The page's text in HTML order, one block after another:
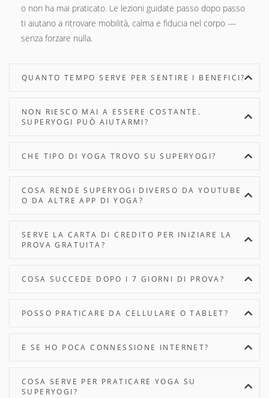
o non ha mai praticato. Le lezioni guidate passo dopo passo
ti aiutano a ritrovare mobilità, calma e fiducia nel corpo —
senza forzare nulla.
QUANTO TEMPO SERVE PER SENTIRE I BENEFICI?
NON RIESCO MAI A ESSERE COSTANTE.
SUPERYOGI PUÒ AIUTARMI?
CHE TIPO DI YOGA TROVO SU SUPERYOGI?
COSA RENDE SUPERYOGI DIVERSO DA YOUTUBE
O DA ALTRE APP DI YOGA?
SERVE LA CARTA DI CREDITO PER INIZIARE LA
PROVA GRATUITA?
COSA SUCCEDE DOPO I 7 GIORNI DI PROVA?
POSSO PRATICARE DA CELLULARE O TABLET?
E SE HO POCA CONNESSIONE INTERNET?
COSA SERVE PER PRATICARE YOGA SU
SUPERYOGI?